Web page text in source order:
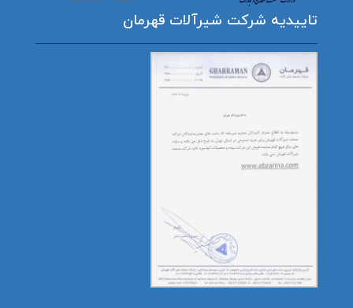
تاییدیه شرکت شیرآلات قهرمان